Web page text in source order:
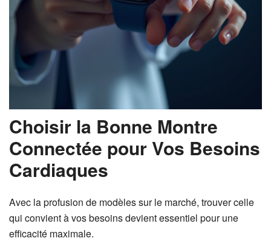
Choisir la Bonne Montre
Connectée pour Vos Besoins
Cardiaques
Avec la profusion de modèles sur le marché, trouver celle
qui convient à vos besoins devient essentiel pour une
efficacité maximale.